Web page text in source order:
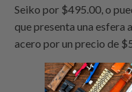
Seiko por $495.00, o
que presenta una esfera
acero por un precio de